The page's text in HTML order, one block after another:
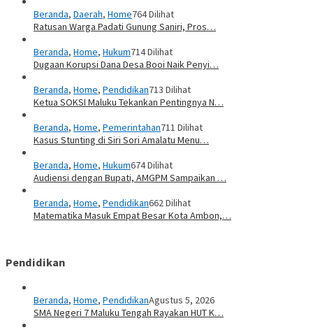
Beranda, Daerah, Home764 Dilihat
Ratusan Warga Padati Gunung Saniri, Pros…
Beranda, Home, Hukum714 Dilihat
Dugaan Korupsi Dana Desa Booi Naik Penyi…
Beranda, Home, Pendidikan713 Dilihat
Ketua SOKSI Maluku Tekankan Pentingnya N…
Beranda, Home, Pemerintahan711 Dilihat
Kasus Stunting di Siri Sori Amalatu Menu…
Beranda, Home, Hukum674 Dilihat
Audiensi dengan Bupati, AMGPM Sampaikan …
Beranda, Home, Pendidikan662 Dilihat
Matematika Masuk Empat Besar Kota Ambon,…
Pendidikan
Beranda, Home, PendidikanAgustus 5, 2026
SMA Negeri 7 Maluku Tengah Rayakan HUT K…